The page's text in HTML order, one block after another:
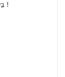
！